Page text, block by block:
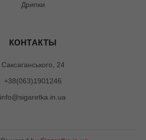
Дрипки
КОНТАКТЫ
Саксаганського, 24
+38(063)1901246
info@sigaretka.in.ua